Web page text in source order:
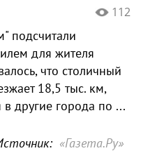
112
подсчитали
для жителя
что столичный
18,5 тыс. км,
другие города по ...
«Газета.Ру»